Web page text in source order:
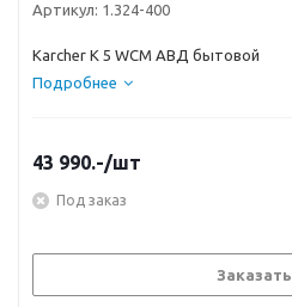
Артикул: 1.324-400
Karcher K 5 WCM АВД бытовой
Подробнее
43 990.-/шт
Под заказ
Заказать